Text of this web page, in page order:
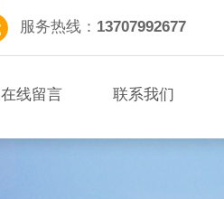
服务热线： 13707992677
在线留言 联系我们